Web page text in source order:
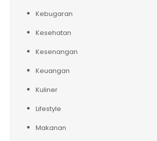
Kebugaran
Kesehatan
Kesenangan
Keuangan
Kuliner
Lifestyle
Makanan